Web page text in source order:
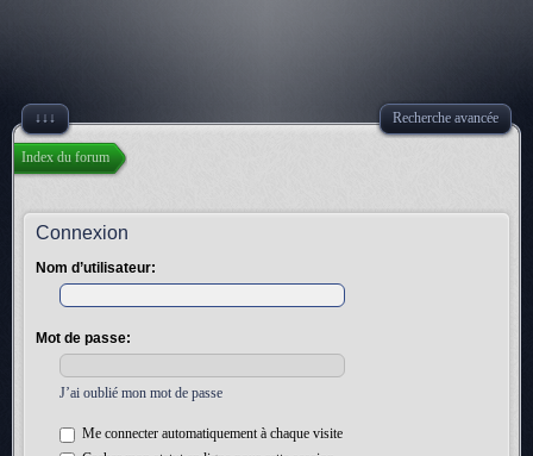
↓↓↓ Recherche avancée
Index du forum
Connexion
Nom d’utilisateur:
Mot de passe:
J’ai oublié mon mot de passe
Me connecter automatiquement à chaque visite